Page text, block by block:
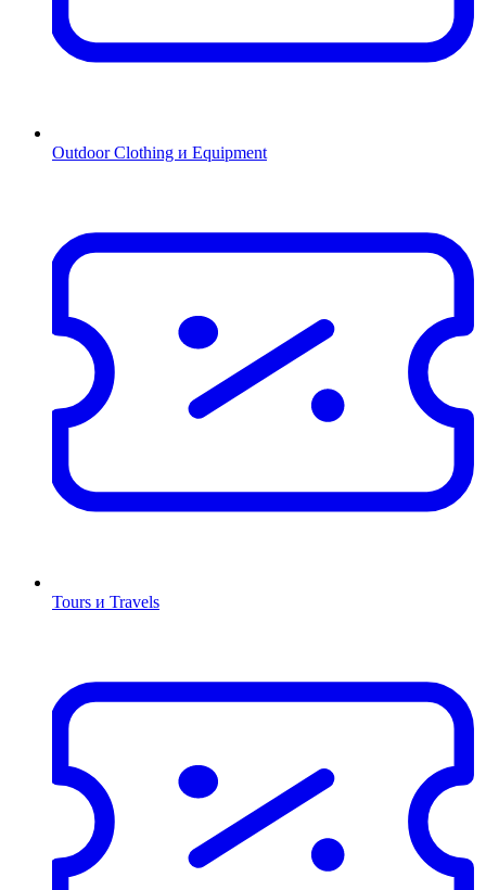
Outdoor Clothing и Equipment
Tours и Travels